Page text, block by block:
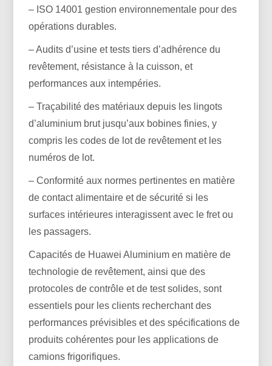
– ISO 14001 gestion environnementale pour des
opérations durables.
– Audits d’usine et tests tiers d’adhérence du
revêtement, résistance à la cuisson, et
performances aux intempéries.
– Traçabilité des matériaux depuis les lingots
d’aluminium brut jusqu’aux bobines finies, y
compris les codes de lot de revêtement et les
numéros de lot.
– Conformité aux normes pertinentes en matière
de contact alimentaire et de sécurité si les
surfaces intérieures interagissent avec le fret ou
les passagers.
Capacités de Huawei Aluminium en matière de
technologie de revêtement, ainsi que des
protocoles de contrôle et de test solides, sont
essentiels pour les clients recherchant des
performances prévisibles et des spécifications de
produits cohérentes pour les applications de
camions frigorifiques.